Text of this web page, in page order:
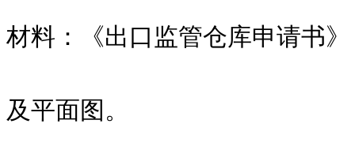
材料：《出口监管仓库申请书
及平面图。